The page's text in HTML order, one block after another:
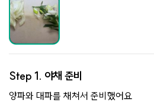
Step 1. 야채 준비
양파와 대파를 채쳐서 준비했어요